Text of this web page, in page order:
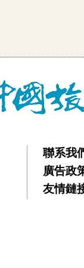
聯系我
廣告政
友情鏈